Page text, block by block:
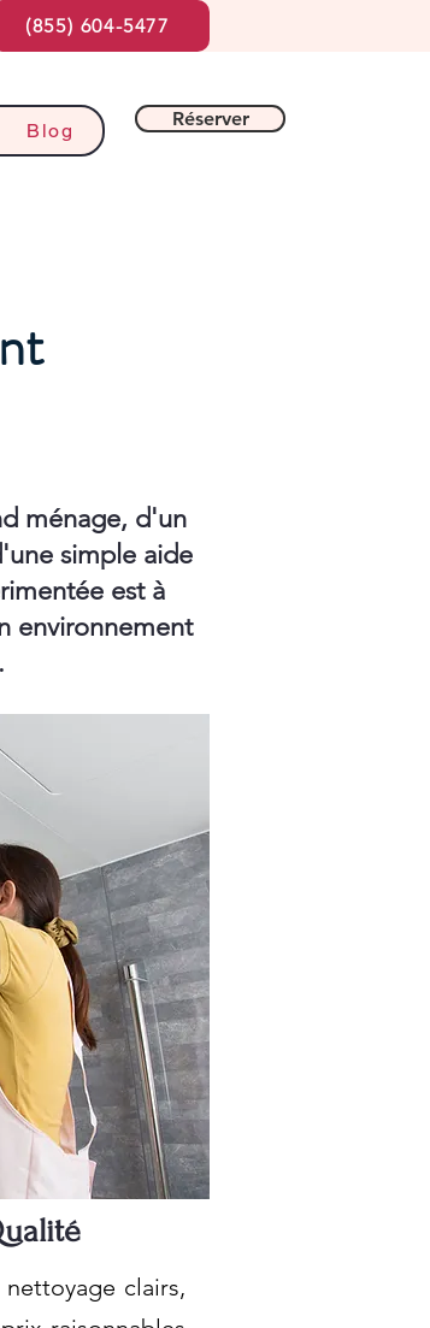
Blog
Réserver
(855) 604-5477
ménage, d'un
simple aide
est à
environnement
clairs,